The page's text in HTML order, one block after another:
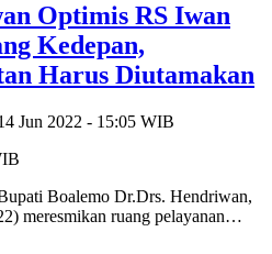
Optimis RS Iwan
Kedepan,
Harus Diutamakan
Jun 2022 - 15:05 WIB
Boalemo Dr.Drs. Hendriwan,
meresmikan ruang pelayanan…